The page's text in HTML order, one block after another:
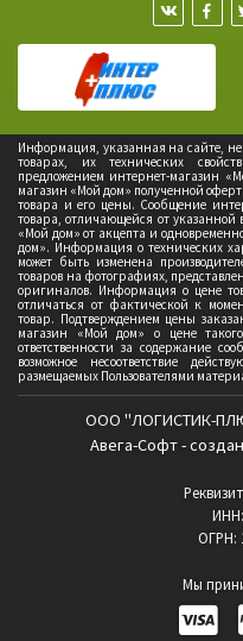
Информация, указанная на сайте,
товарах, их технических
предложением интернет-магазин
магазин «Мой дом» полученной
товара и его цены. Сообщение
товара, отличающейся от указанной
«Мой дом» от акцепта и
дом». Информация о технических
может быть изменена
товаров на фотографиях,
оригиналов. Информация о цене
отличаться от фактической к
товар. Подтверждением цены
магазин «Мой дом» о цене
ответственности за содержание
возможное несоответствие
размещаемых Пользователями
ООО "ЛОГИСТИК-
Авега-Софт -
ИНН:
ОГРН:
Мы